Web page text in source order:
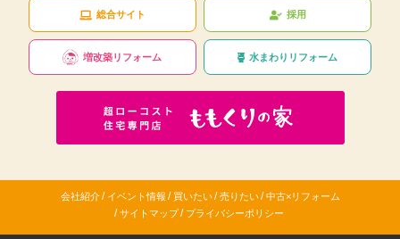
総合サイト 採用
増改築リフォーム 水まわりリフォーム
会社紹介 / イベント情報 / 買いたい / 売りたい / 中古×リフォーム
/ サイトマップ / プライバシーポリシー